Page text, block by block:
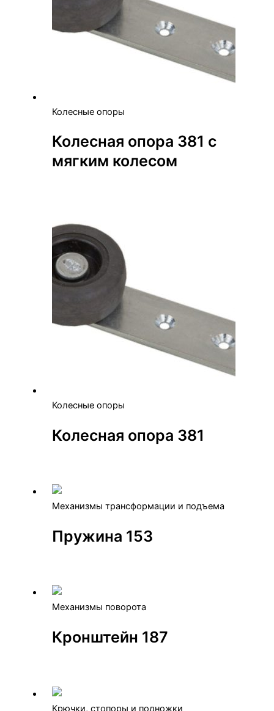
Колесные опоры
Колесная опора 381 с
мягким колесом
Колесные опоры
Колесная опора 381
Механизмы трансформации и подъема
Пружина 153
Механизмы поворота
Кронштейн 187
Крючки, стопоры и подножки